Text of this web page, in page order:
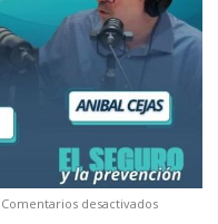
atención
al
cliente
seguros
Comentarios desactivadosen